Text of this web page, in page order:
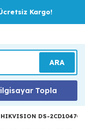
Kargo!
ARA
Topla
HIKVISION DS-